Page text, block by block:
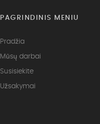
PAGRINDINIS MENIU
Pradžia
Mūsų darbai
Susisiekite
Užsakymai